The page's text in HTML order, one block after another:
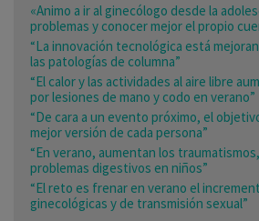
«Animo a ir al ginecólogo desde la
problemas y conocer mejor el propio
“La innovación tecnológica está
las patologías de columna”
“El calor y las actividades al aire libre
por lesiones de mano y codo en verano”
“De cara a un evento próximo, el
mejor versión de cada persona”
“En verano, aumentan los
problemas digestivos en niños”
“El reto es frenar en verano el
ginecológicas y de transmisión sexual”